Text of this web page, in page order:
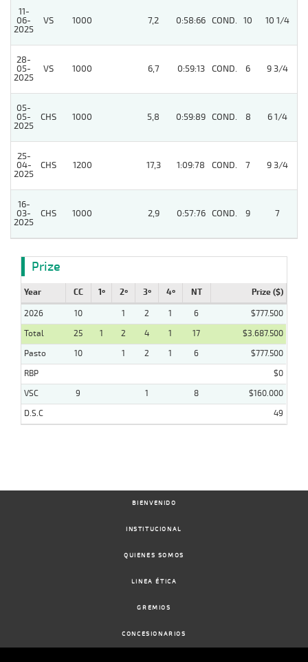
11-
06-
2025
VS 1000 7,2 0:58:66 COND. 10 10 1/4
28-
05-
2025
VS 1000 6,7 0:59:13 COND. 6 9 3/4
05-
05-
2025
CHS 1000 5,8 0:59:89 COND. 8 6 1/4
25-
04-
2025
CHS 1200 17,3 1:09:78 COND. 7 9 3/4
16-
03-
2025
CHS 1000 2,9 0:57:76 COND. 9 7
Prize
Year CC 1º 2º 3º 4º NT Prize ($)
2026 10 1 2 1 6
$777.500
Total
25 1 2 4 1 17
$3.687.500
Pasto
10 1 2 1 6
$777.500
RBP
$0
VSC
9 1 8
$160.000
D.S.C
49
BIENVENIDO
INSTITUCIONAL
QUIENES SOMOS
LINEA ÉTICA
GREMIOS
CONCESIONARIOS